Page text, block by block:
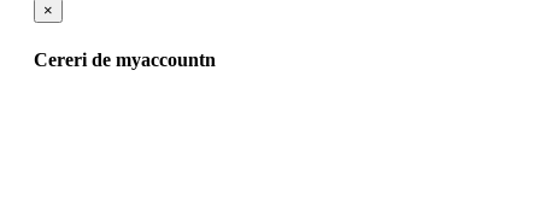
×
Cereri de myaccountn